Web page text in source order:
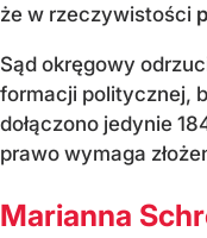
że w rzeczywistości
Sąd okręgowy
formacji politycznej,
dołączono jedynie
prawo wymaga
Marianna